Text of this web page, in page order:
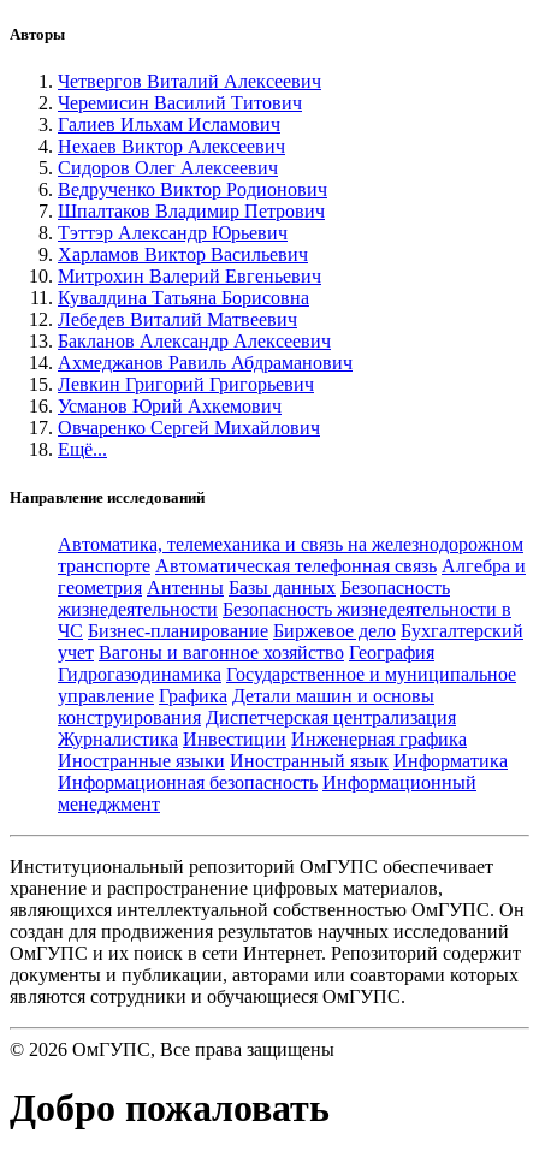
Авторы
Четвергов Виталий Алексеевич
Черемисин Василий Титович
Галиев Ильхам Исламович
Нехаев Виктор Алексеевич
Сидоров Олег Алексеевич
Ведрученко Виктор Родионович
Шпалтаков Владимир Петрович
Тэттэр Александр Юрьевич
Харламов Виктор Васильевич
Митрохин Валерий Евгеньевич
Кувалдина Татьяна Борисовна
Лебедев Виталий Матвеевич
Бакланов Александр Алексеевич
Ахмеджанов Равиль Абдраманович
Левкин Григорий Григорьевич
Усманов Юрий Ахкемович
Овчаренко Сергей Михайлович
Ещё...
Направление исследований
Автоматика, телемеханика и связь на железнодорожном
транспорте Автоматическая телефонная связь Алгебра и
геометрия Антенны Базы данных Безопасность
жизнедеятельности Безопасность жизнедеятельности в
ЧС Бизнес-планирование Биржевое дело Бухгалтерский
учет Вагоны и вагонное хозяйство География
Гидрогазодинамика Государственное и муниципальное
управление Графика Детали машин и основы
конструирования Диспетчерская централизация
Журналистика Инвестиции Инженерная графика
Иностранные языки Иностранный язык Информатика
Информационная безопасность Информационный
менеджмент
Институциональный репозиторий ОмГУПС обеспечивает
хранение и распространение цифровых материалов,
являющихся интеллектуальной собственностью ОмГУПС. Он
создан для продвижения результатов научных исследований
ОмГУПС и их поиск в сети Интернет. Репозиторий содержит
документы и публикации, авторами или соавторами которых
являются сотрудники и обучающиеся ОмГУПС.
© 2026 ОмГУПС, Все права защищены
Добро пожаловать